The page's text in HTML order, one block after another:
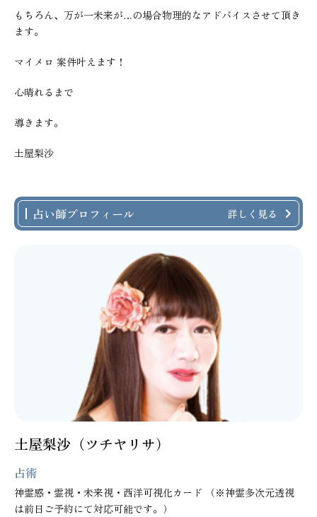
もちろん、万が一未来が…の場合物理的なアドバイスさせて頂き
ます。
マイメロ 案件叶えます！
心晴れるまで
導きます。
土屋梨沙
占い師プロフィール 詳しく見る
土屋梨沙（ツチヤリサ）
占術
神霊感・霊視・未来視・西洋可視化カード （※神霊多次元透視
は前日ご予約にて対応可能です。）